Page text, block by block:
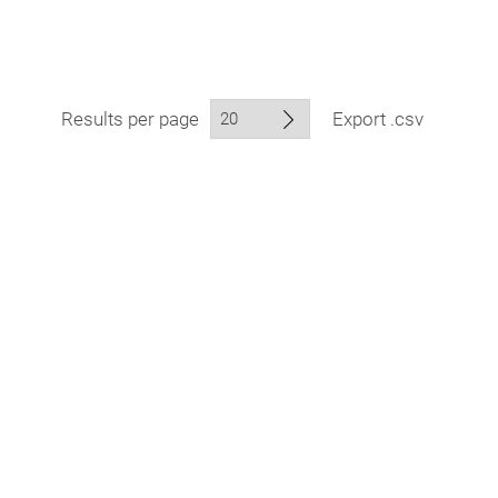
Results per page Export .csv